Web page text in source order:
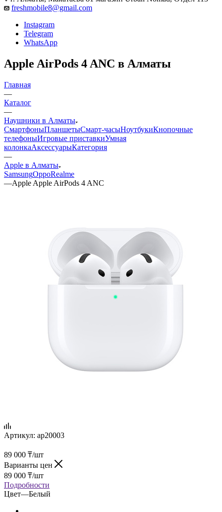
freshmobile8@gmail.com
Instagram
Telegram
WhatsApp
Apple AirPods 4 ANC в Алматы
Главная
—
Каталог
—
Наушники в Алматы
СмартфоныПланшетыСмарт-часыНоутбукиКнопочные
телефоныИгровые приставкиУмная
колонкаАксессуарыКатегория
—
Apple в Алматы
SamsungOppoRealme
—Apple Apple AirPods 4 ANC
Артикул: ap20003
89 000 ₸/шт
Варианты цен
89 000 ₸/шт
Подробности
Цвет—Белый